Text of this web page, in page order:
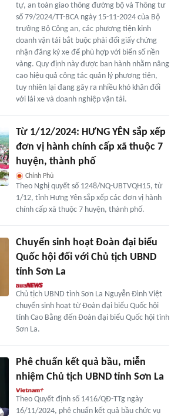
tự, an toàn giao thông đường bộ và Thông tư
số 79/2024/TT-BCA ngày 15-11-2024 của Bộ
trưởng Bộ Công an, các phương tiện kinh
doanh vận tải bắt buộc phải đổi giấy chứng
nhận đăng ký xe để phù hợp với biển số nền
vàng. Quy định này được ban hành nhằm nâng
cao hiệu quả công tác quản lý phương tiện,
tuy nhiên lại đang gây ra nhiều khó khăn đối
với lái xe và doanh nghiệp vận tải.
Từ 1/12/2024: HƯNG YÊN sắp xếp
đơn vị hành chính cấp xã thuộc 7
huyện, thành phố
Chính Phủ
Theo Nghị quyết số 1248/NQ-UBTVQH15, từ
1/12, tỉnh Hưng Yên sắp xếp các đơn vị hành
chính cấp xã thuộc 7 huyện, thành phố.
Chuyển sinh hoạt Đoàn đại biểu
Quốc hội đối với Chủ tịch UBND
tỉnh Sơn La
Chủ tịch UBND tỉnh Sơn La Nguyễn Đình Việt
chuyển sinh hoạt từ Đoàn đại biểu Quốc hội
tỉnh Cao Bằng đến Đoàn đại biểu Quốc hội tỉnh
Sơn La.
Phê chuẩn kết quả bầu, miễn
nhiệm Chủ tịch UBND tỉnh Sơn La
Theo Quyết định số 1416/QĐ-TTg ngày
16/11/2024, phê chuẩn kết quả bầu chức vụ